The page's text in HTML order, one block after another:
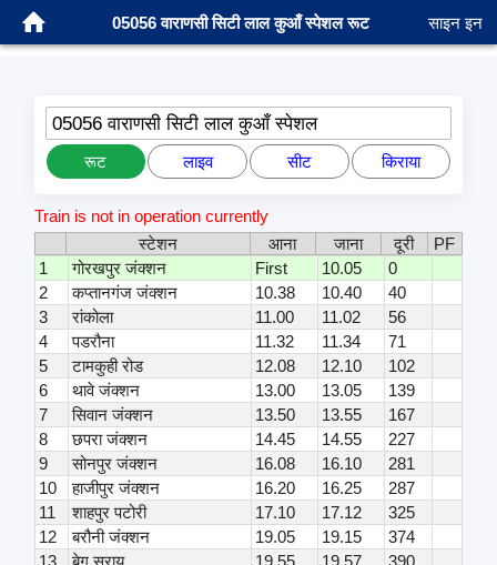
05056 वाराणसी सिटी लाल कुआँ स्पेशल रूट साइन इन
05056 वाराणसी सिटी लाल कुआँ स्पेशल
रूट लाइव सीट किराया
Train is not in operation currently
स्टेशन
आना जाना दूरी
PF
1
गोरखपुर जंक्शन First 10.05
0
2
कप्तानगंज जंक्शन 10.38 10.40
40
3
रांकोला 11.00 11.02
56
4
पडरौना 11.32 11.34
71
5
टामकुही रोड 12.08 12.10
102
6
थावे जंक्शन 13.00 13.05
139
7
सिवान जंक्शन 13.50 13.55
167
8
छपरा जंक्शन 14.45 14.55
227
9
सोनपुर जंक्शन 16.08 16.10
281
10
हाजीपुर जंक्शन 16.20 16.25
287
11
शाहपुर पटोरी 17.10 17.12
325
12
बरौनी जंक्शन 19.05 19.15
374
13
बेगू सराय 19.55 19.57
390